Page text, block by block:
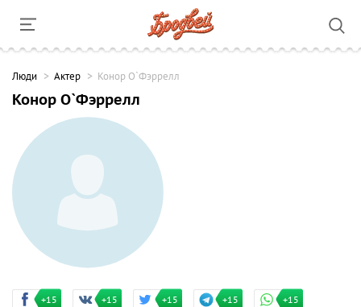
Люди Актер Конор О`Фэррелл
Конор О`Фэррелл
+15 +15 +15 +15 +15